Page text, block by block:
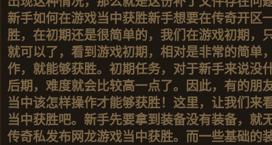
新手如何在游戏当中获胜新手想要在传奇开区
胜，在初期还是很简单的，我们在游戏初期，
就可以了，看到游戏初期，相对是非常的简单
作，就能够获胜。初期任务，对于新手来说没
后期，难度就会比较高一点了。因此，有的朋
当中该怎样操作才能够获胜！这里，让我们来
当中获胜吧。新手先要拿到装备没有装备，就
传奇私发布网龙游戏当中获胜。而一些基础的